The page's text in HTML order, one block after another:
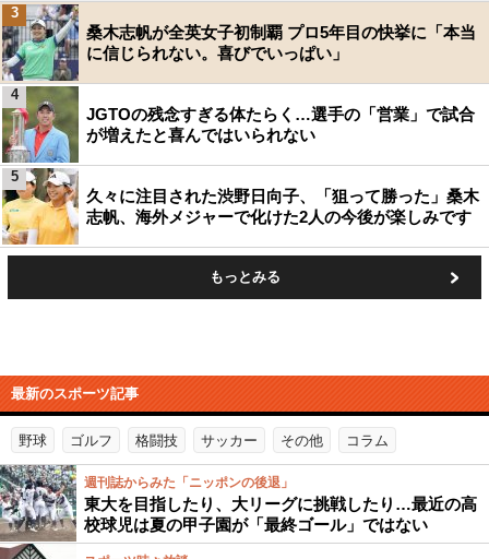
桑木志帆が全英女子初制覇 プロ5年目の快挙に「本当
に信じられない。喜びでいっぱい」
3
JGTOの残念すぎる体たらく…選手の「営業」で試合
が増えたと喜んではいられない
4
久々に注目された渋野日向子、「狙って勝った」桑木
志帆、海外メジャーで化けた2人の今後が楽しみです
5
もっとみる
最新のスポーツ記事
野球 ゴルフ 格闘技 サッカー その他 コラム
週刊誌からみた「ニッポンの後退」
東大を目指したり、大リーグに挑戦したり…最近の高
校球児は夏の甲子園が「最終ゴール」ではない